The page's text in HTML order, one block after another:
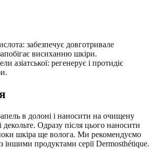
забезпечує довготривале
висиханню шкіри.
азіатської: регенерує і протидіє
в долоні і наносити на очищену
Одразу після цього наносити
шкіра ще волога. Ми рекомендуємо
іншими продуктами серії Dermosthétique.